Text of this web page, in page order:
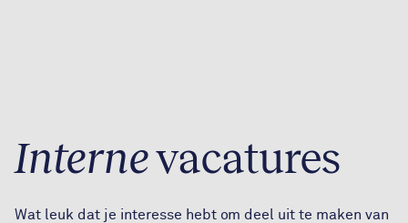
Internevacatures
Wat leuk dat je interesse hebt om deel uit te maken van